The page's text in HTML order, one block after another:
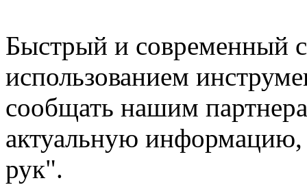
Быстрый и современный
использованием
сообщать нашим
актуальную информацию,
рук".